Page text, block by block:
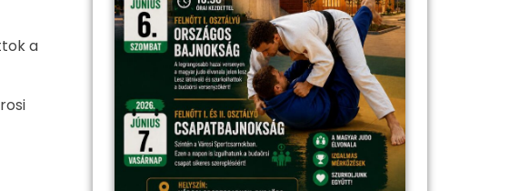
a